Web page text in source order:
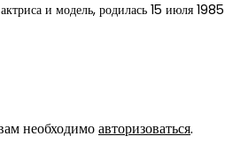
и модель, родилась 15 июля 1985
необходимоавторизоваться.